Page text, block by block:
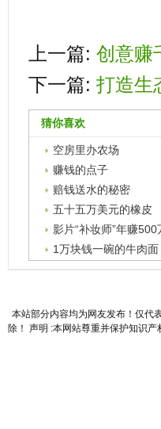
上一篇: 创意赚
下一篇: 打造生
猜你喜欢
空房里办农场
赚钱的点子
赔钱送水的秘密
五十五万美元的橡皮
影片“补妆师”年赚500
1万块钱一碗的牛肉面
本站部分内容均为网友发布！仅代
除！ 声明 :本网站尊重并保护知识